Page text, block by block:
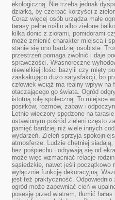
ekologiczną. Nie trzeba jednak
działką, by czerpać korzyści z
Coraz więcej osób urządza małe
tarasy pełne roślin albo zielone
kilka donic z ziołami, pomidorami
może zmienić charakter miejsca i
stanie się ono bardziej osobiste.
przestrzeń pomaga zwolnić i daje
sprawczości. Własnoręczne
niewielkiej ilości bazylii czy mięty
zaskakująco dużo satysfakcji, bo
człowiek wciąż ma realny wpływ na
otaczającego go świata. Ogród
istotną rolę społeczną. To miejsce
posiłków, rozmów, zabaw i
Letnie wieczory spędzone na
ustawionym pośród zieleni często
pamięć bardziej niż wiele innych
wydarzeń. Zieleń sprzyja
atmosferze. Ludzie chętniej siadają,
bez pośpiechu i odrywają się od
może więc wzmacniać relacje
sąsiedzkie, nawet jeśli początkowo
wyłącznie funkcję dekoracyjną.
jest też praktyczność. Odpowiednio
ogród może zapewniać cień w
posesję przed wiatrem, tłumić hałas